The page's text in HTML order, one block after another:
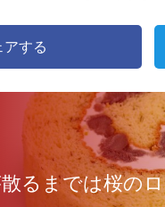
アする
るまでは桜の